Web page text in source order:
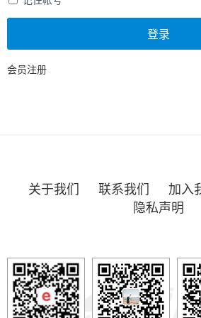
登录
会员注册
关于我们 联系我们 加入
隐私声明